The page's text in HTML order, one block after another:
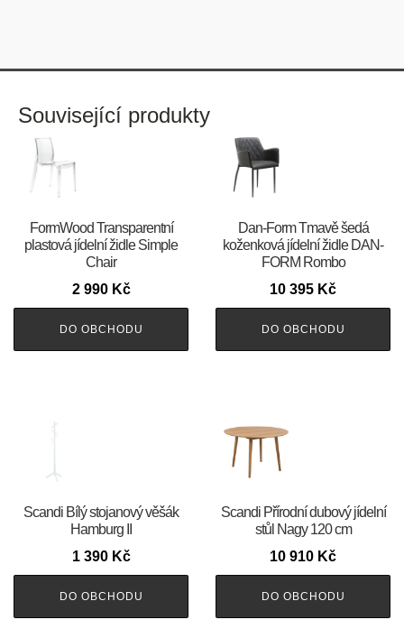
Související produkty
FormWood Transparentní
plastová jídelní židle Simple
Chair
2 990 Kč
DO OBCHODU
​​​​​Dan-Form Tmavě šedá
koženková jídelní židle DAN-
FORM Rombo
10 395 Kč
DO OBCHODU
Scandi Bílý stojanový věšák
Hamburg II
1 390 Kč
DO OBCHODU
Scandi Přírodní dubový jídelní
stůl Nagy 120 cm
10 910 Kč
DO OBCHODU